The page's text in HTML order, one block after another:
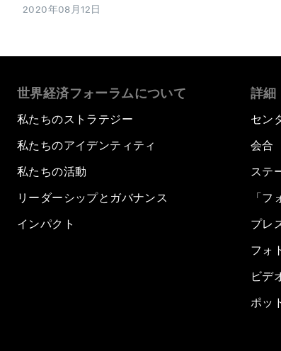
2020年08月12日
世界経済フォーラムについて
私たちのストラテジー
私たちのアイデンティティ
私たちの活動
リーダーシップとガバナンス
インパクト
詳細
セン
会合
ステ
「フ
プレ
フォ
ビデ
ポッ